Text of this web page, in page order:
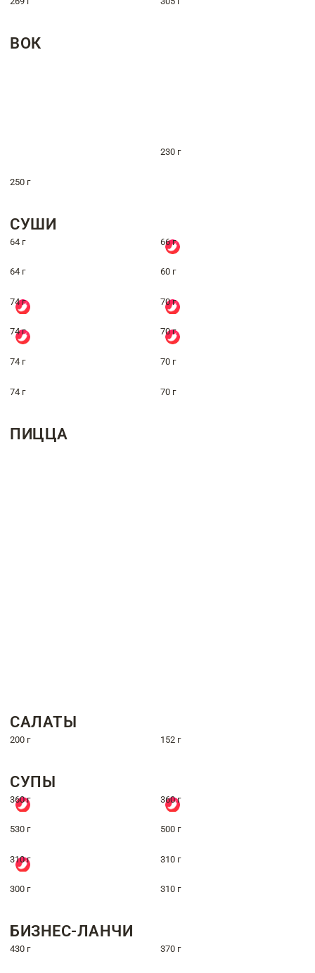
ВОК
230 г
250 г
СУШИ
64 г 66 г
64 г 60 г
74 г 70 г
74 г 70 г
74 г 70 г
74 г 70 г
ПИЦЦА
САЛАТЫ
200 г 152 г
СУПЫ
360 г 360 г
530 г 500 г
310 г 310 г
300 г 310 г
БИЗНЕС-ЛАНЧИ
430 г 370 г